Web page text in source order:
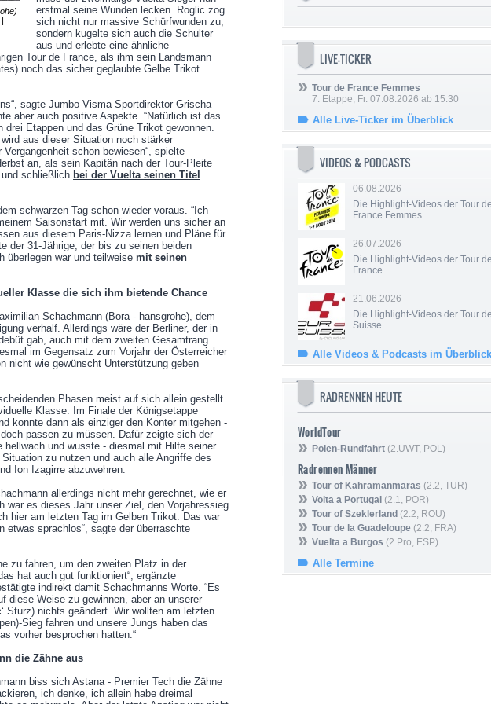
erstmal seine Wunden lecken. Roglic zog
sich nicht nur massive Schürfwunden zu,
sondern kugelte sich auch die Schulter
aus und erlebte eine ähnliche
Tour de France, als ihm sein Landsmann
noch das sicher geglaubte Gelbe Trikot
sagte Jumbo-Visma-Sportdirektor Grischa
aber auch positive Aspekte. “Natürlich ist das
drei Etappen und das Grüne Trikot gewonnen.
aus dieser Situation noch stärker
schon bewiesen“, spielte
an, als sein Kapitän nach der Tour-Pleite
schließlich bei der Vuelta seinen Titel
schwarzen Tag schon wieder voraus. “Ich
Saisonstart mit. Wir werden uns sicher an
aus diesem Paris-Nizza lernen und Pläne für
der 31-Jährige, der bis zu seinen beiden
überlegen war und teilweise mit seinen
Klasse die sich ihm bietende Chance
Schachmann (Bora - hansgrohe), dem
verhalf. Allerdings wäre der Berliner, der in
gab, auch mit dem zweiten Gesamtrang
im Gegensatz zum Vorjahr der Österreicher
nicht wie gewünscht Unterstützung geben
Phasen meist auf sich allein gestellt
Klasse. Im Finale der Königsetappe
konnte dann als einziger den Konter mitgehen -
passen zu müssen. Dafür zeigte sich der
hellwach und wusste - diesmal mit Hilfe seiner
zu nutzen und auch alle Angriffe des
Ion Izagirre abzuwehren.
allerdings nicht mehr gerechnet, wie er
war es dieses Jahr unser Ziel, den Vorjahressieg
hier am letzten Tag im Gelben Trikot. Das war
etwas sprachlos“, sagte der überraschte
zu fahren, um den zweiten Platz in der
hat auch gut funktioniert“, ergänzte
indirekt damit Schachmanns Worte. “Es
diese Weise zu gewinnen, aber an unserer
Sturz) nichts geändert. Wir wollten am letzten
Sieg fahren und unsere Jungs haben das
vorher besprochen hatten.“
die Zähne aus
biss sich Astana - Premier Tech die Zähne
ich denke, ich allein habe dreimal
LIVE-TICKER
Tour de France Femmes
7. Etappe, Fr. 07.08.2026 ab 15:30
Alle Live-Ticker im Überblick
VIDEOS & PODCASTS
06.08.2026
Die Highlight-Videos der Tour de
France Femmes
26.07.2026
Die Highlight-Videos der Tour de
France
21.06.2026
Die Highlight-Videos der Tour de
Suisse
Alle Videos & Podcasts im Überblick
RADRENNEN HEUTE
WorldTour
Polen-Rundfahrt (2.UWT, POL)
Radrennen Männer
Tour of Kahramanmaras (2.2, TUR)
Volta a Portugal (2.1, POR)
Tour of Szeklerland (2.2, ROU)
Tour de la Guadeloupe (2.2, FRA)
Vuelta a Burgos (2.Pro, ESP)
Alle Termine